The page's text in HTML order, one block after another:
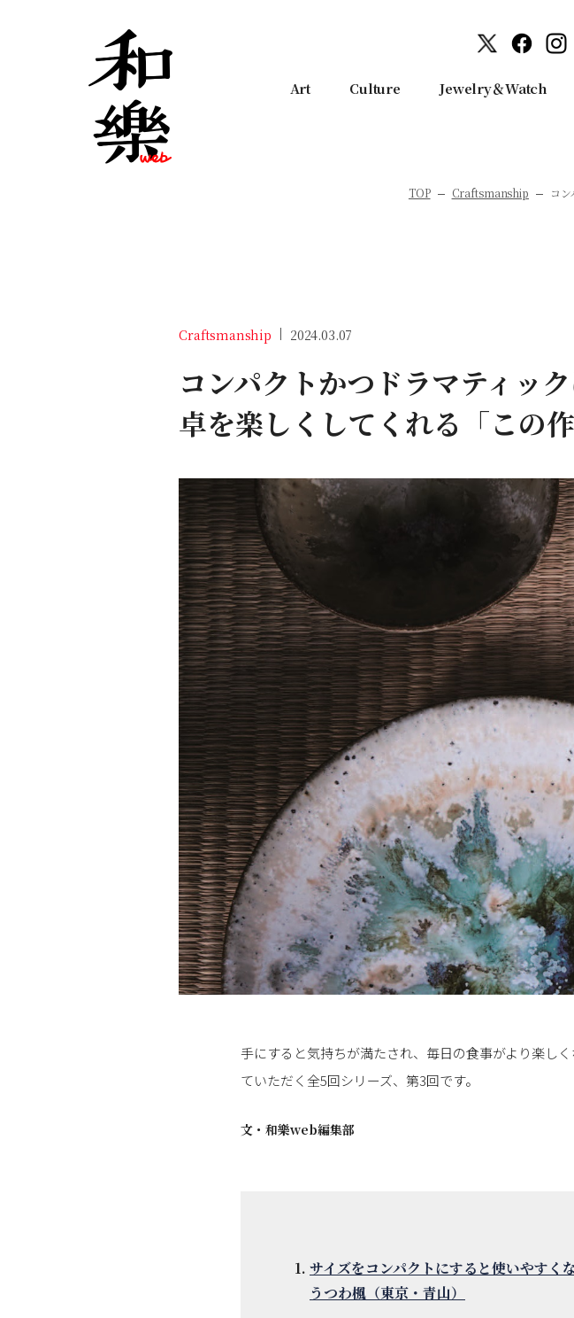
Art Culture Jewelry＆Watch
TOP Craftsmanship コ
Craftsmanship 2024.03.07
コンパクトかつドラマティッ
卓を楽しくしてくれる「この
手にすると気持ちが満たされ、毎日の食事がより楽し
ていただく全5回シリーズ、第3回です。
文・ 和樂web編集部
サイズをコンパクトにすると使いやすく
うつわ楓（東京・青山）